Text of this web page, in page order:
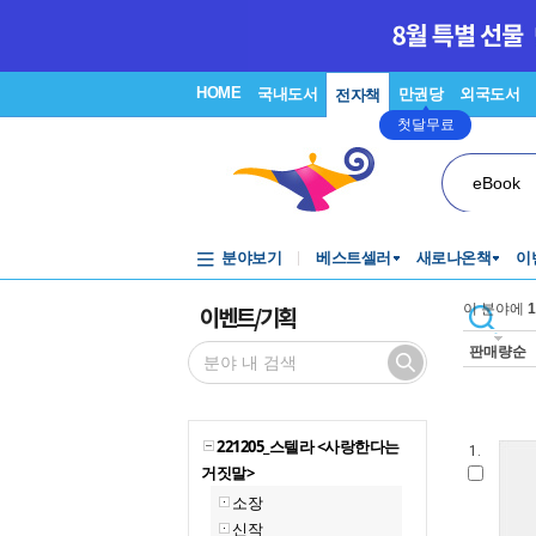
HOME 국내도서 전자책 만권당
첫달무료
외국도서
eBook
분야보기 베스트셀러 새로나온책 이
이벤트/기획
221205_스텔라 <사랑한다는
거짓말>
소장
신작
이 분야에
판매량순
1.